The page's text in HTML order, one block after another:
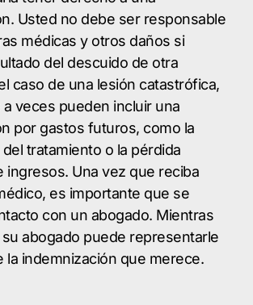
Usted no debe ser responsable
médicas y otros daños si
del descuido de otra
caso de una lesión catastrófica,
veces pueden incluir una
por gastos futuros, como la
tratamiento o la pérdida
ingresos. Una vez que reciba
es importante que se
con un abogado. Mientras
abogado puede representarle
la indemnización que merece.